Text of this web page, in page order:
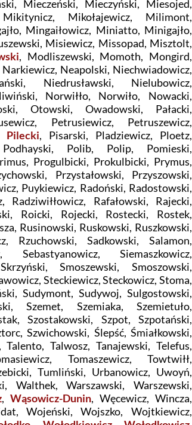
Mieczeński, Mieczyński, Miesojed,
Mikołajewicz, Milimont,
Mingaiłowicz, Miniatto, Minigajło,
Misiewicz, Missopad, Misztolt,
, Modliszewski, Momoth, Mongird,
Neapolski, Niechwiadowicz,
Niedrusławski, Nielubowicz,
Norwiłło, Norwiło, Nowacki,
Otowski, Owadowski, Pałacki,
Petrusiewicz, Petruszewicz,
Pilecki, Pisarski, Pladziewicz, Ploetz,
Podhayski, Polib, Polip, Pomieski,
Progulbicki, Prokulbicki, Prymus,
Przystałowski, Przyszowski,
Puykiewicz, Radoński, Radostowski,
Radziwiłłowicz, Rafałowski, Rajecki,
Roicki, Rojecki, Rostecki, Rostek,
Rusinowski, Ruskowski, Ruszkowski,
Rzuchowski, Sadkowski, Salamon,
Sebastyanowicz, Siemaszkowicz,
Smoszewski, Smoszowski,
Steckiewicz, Steckowicz, Stoma,
Sudymont, Sudywoj, Sulgostowski,
Szemet, Szemiaka, Szemietuło,
Szostakowski, Szpot, Szpotański,
Szwichowski, Ślepść, Śmiałkowski,
Talwosz, Tanajewski, Telefus,
Tomaszewicz, Towtwiłł,
Tumliński, Urbanowicz, Uwoyń,
Walthek, Warszawski, Warszewski,
, Wąsowicz-Dunin, Węcewicz, Wincza,
Wojeński, Wojszko, Wojtkiewicz,